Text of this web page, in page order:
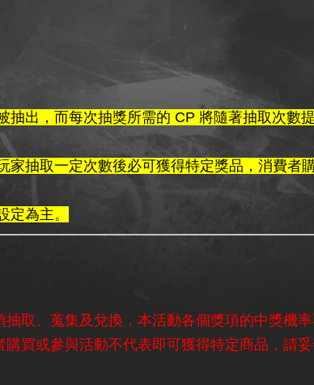
出，而每次抽獎所需的 CP 將隨著抽取次數
抽取一定次數後必可獲得特定獎品，消費者
為主。
取、蒐集及兌換，本活動各個獎項的中獎機
買或參與活動不代表即可獲得特定商品，請